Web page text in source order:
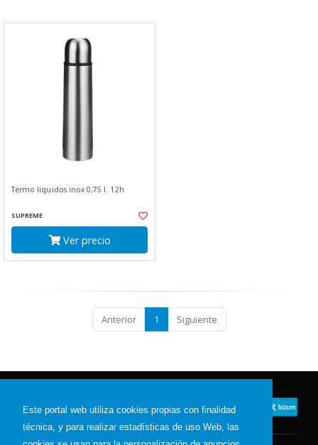
Este portal web utiliza cookies propias con finalidad
técnica, y para realizar estadísticas de uso Web, las
Termo liquidos inox 0,75 l. 12h
SUPREME
Ver precio
Anterior 1 Siguiente